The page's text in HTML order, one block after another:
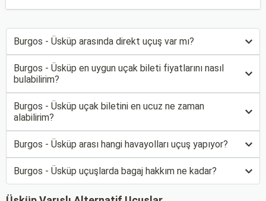
Burgos - Üsküp arasında direkt uçuş var mı?
Burgos - Üsküp en uygun uçak bileti fiyatlarını nasıl
bulabilirim?
Burgos - Üsküp uçak biletini en ucuz ne zaman
alabilirim?
Burgos - Üsküp arası hangi havayolları uçuş yapıyor?
Burgos - Üsküp uçuşlarda bagaj hakkım ne kadar?